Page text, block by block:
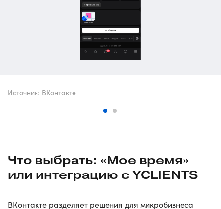
Источник: ВКонтакте
Что выбрать: «Мое время»
или интеграцию с YCLIENTS
ВКонтакте разделяет решения для микробизнеса